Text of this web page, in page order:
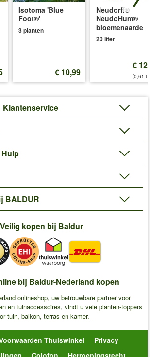
Isotoma 'Blue
Foot®'
3 planten
€ 10,99
Neudorff®
NeudoHum®
bloemenaarde
20 liter
€
(0,61
Klantenservice
BALDUR
Veilig kopen bij Baldur
bij Baldur-Nederland kopen
onlineshop, uw betrouwbare partner voor
en tuinaccessoires, vindt u vele planten-toppers
tuin, balkon, terras en kamer.
Thuiswinkel
Privacy
Colofon Herroepingsrecht